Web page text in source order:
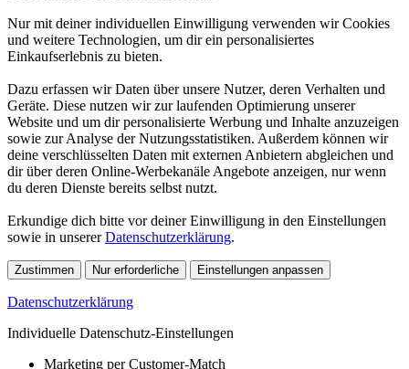
Nur mit deiner individuellen Einwilligung verwenden wir Cookies
und weitere Technologien, um dir ein personalisiertes
Einkaufserlebnis zu bieten.
Dazu erfassen wir Daten über unsere Nutzer, deren Verhalten und
Geräte. Diese nutzen wir zur laufenden Optimierung unserer
Website und um dir personalisierte Werbung und Inhalte anzuzeigen
sowie zur Analyse der Nutzungsstatistiken. Außerdem können wir
deine verschlüsselten Daten mit externen Anbietern abgleichen und
dir über deren Online-Werbekanäle Angebote anzeigen, nur wenn
du deren Dienste bereits selbst nutzt.
Erkundige dich bitte vor deiner Einwilligung in den Einstellungen
sowie in unsererDatenschutzerklärung.
Zustimmen Nur erforderliche Einstellungen anpassen
Datenschutzerklärung
Individuelle Datenschutz-Einstellungen
Marketing per Customer-Match